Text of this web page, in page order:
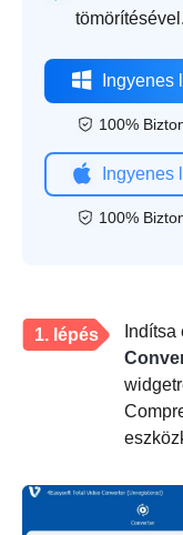
tömörítésével.
Ingyenes
100%
Ingyenes
100%
1. lépés Indítsa